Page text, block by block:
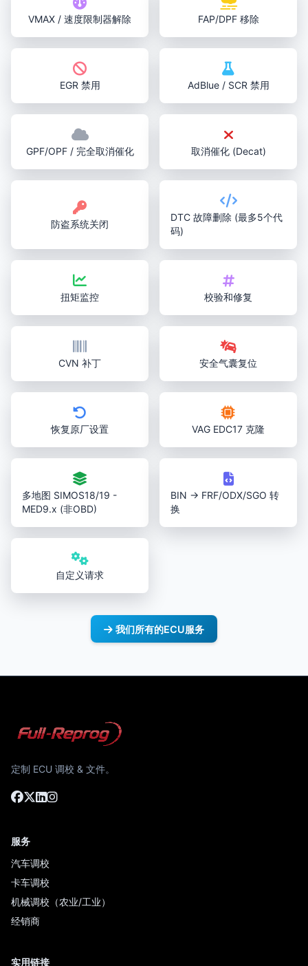
VMAX / 速度限制器解除 FAP/DPF 移除
EGR 禁用 AdBlue / SCR 禁用
GPF/OPF / 完全取消催化 取消催化 (Decat)
防盗系统关闭
DTC 故障删除 (最多5个代
码)
扭矩监控 校验和修复
CVN 补丁 安全气囊复位
恢复原厂设置 VAG EDC17 克隆
多地图 SIMOS18/19 -
MED9.x (非OBD)
BIN → FRF/ODX/SGO 转
换
自定义请求
我们所有的ECU服务
定制 ECU 调校 & 文件。
服务
汽车调校
卡车调校
机械调校（农业/工业）
经销商
实用链接